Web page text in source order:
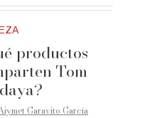
productos
Tom
Garavito García